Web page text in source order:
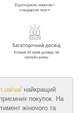
ua/ найкращий
покупок. На
жіночого та